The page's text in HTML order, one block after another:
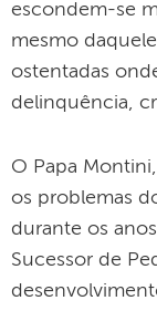
escondem-se
mesmo
ostentadas
delinquência,
O Papa
os problemas
durante os
Sucessor de